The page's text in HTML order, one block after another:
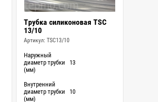
Трубка силиконовая TSC
13/10
Артикул: TSC13/10
Наружный
диаметр трубки
(мм)
13
Внутренний
диаметр трубки
(мм)
10